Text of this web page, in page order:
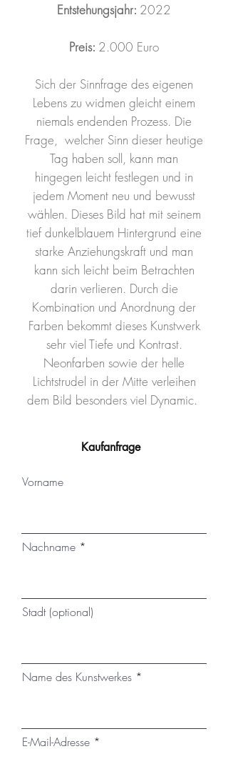
Entstehungsjahr: 2022
Preis: 2.000 Euro
Sich der Sinnfrage des eigenen
Lebens zu widmen gleicht einem
niemals endenden Prozess. Die
Frage, welcher Sinn dieser heutige
Tag haben soll, kann man
hingegen leicht festlegen und in
jedem Moment neu und bewusst
wählen. Dieses Bild hat mit seinem
tief dunkelblauem Hintergrund eine
starke Anziehungskraft und man
kann sich leicht beim Betrachten
darin verlieren. Durch die
Kombination und Anordnung der
Farben bekommt dieses Kunstwerk
sehr viel Tiefe und Kontrast.
Neonfarben sowie der helle
Lichtstrudel in der Mitte verleihen
dem Bild besonders viel Dynamic.
Kaufanfrage
Vorname
Nachname
Stadt (optional)
Name des Kunstwerkes
E-Mail-Adresse